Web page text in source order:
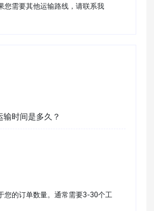
您需要其他运输路线，请联系我
输时间是多久？
您的订单数量。通常需要3-30个工